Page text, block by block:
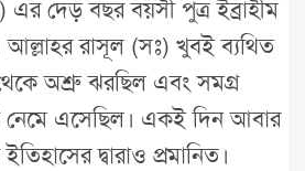
দেড় বছর বয়সী পুত্র ইব্রাহীম
আল্লাহর রাসূল (সঃ) খুবই ব্যথিত
অশ্রু ঝরছিল এবং সমগ্র
নেমে এসেছিল। একই দিন আবার
দ্বারাও প্রমানিত।